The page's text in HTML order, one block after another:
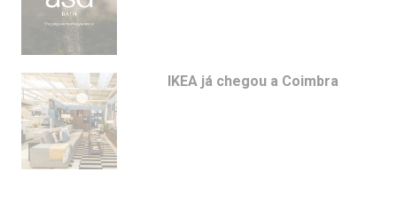
IKEA já chegou a Coimbra